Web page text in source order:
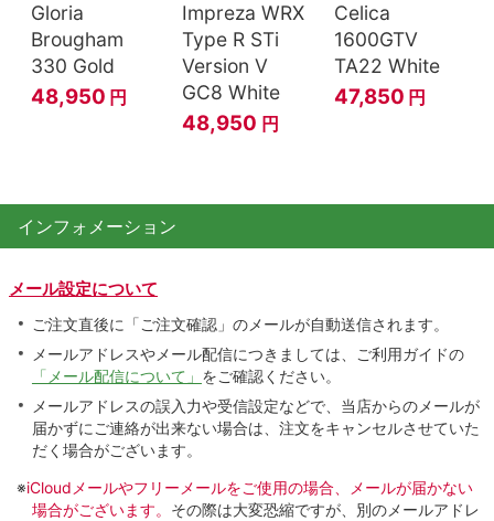
Gloria
Brougham
330 Gold
48,950 円
Impreza WRX
Type R STi
Version V
GC8 White
48,950 円
Celica
1600GTV
TA22 White
47,850 円
インフォメーション
メール設定について
ご注文直後に「ご注文確認」のメールが自動送信されます。
メールアドレスやメール配信につきましては、ご利用ガイドの
「メール配信について」 をご確認ください。
メールアドレスの誤入力や受信設定などで、当店からのメールが
届かずにご連絡が出来ない場合は、注文をキャンセルさせていた
だく場合がございます。
※iCloudメールやフリーメールをご使用の場合、メールが届かない
場合がございます。 その際は大変恐縮ですが、別のメールアドレ